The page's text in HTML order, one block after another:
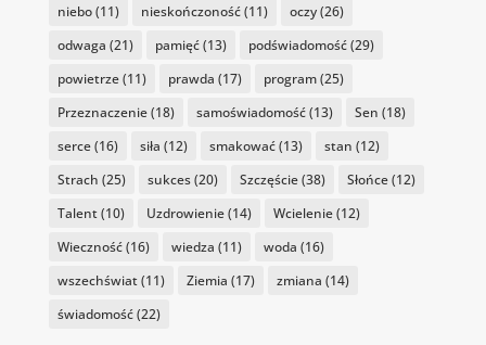
niebo(11) nieskończoność(11) oczy(26)
odwaga (21) pamięć(13) podświadomość(29)
powietrze(11) prawda (17) program(25)
Przeznaczenie(18) samoświadomość(13) Sen (18)
serce(16) siła (12) smakować(13) stan (12)
Strach (25) sukces(20) Szczęście(38) Słońce(12)
Talent(10) Uzdrowienie(14) Wcielenie(12)
Wieczność(16) wiedza (11) woda (16)
wszechświat(11) Ziemia (17) zmiana (14)
świadomość(22)